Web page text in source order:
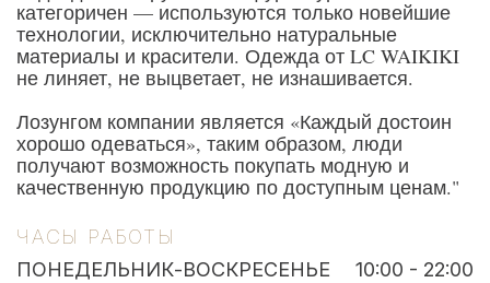
категоричен — используются только новейшие
технологии, исключительно натуральные
материалы и красители. Одежда от LC WAIKIKI
не линяет, не выцветает, не изнашивается.
Лозунгом компании является «Каждый достоин
хорошо одеваться», таким образом, люди
получают возможность покупать модную и
качественную продукцию по доступным ценам."
ЧАСЫ РАБОТЫ
ПОНЕДЕЛЬНИК-ВОСКРЕСЕНЬЕ
10:00 - 22:00